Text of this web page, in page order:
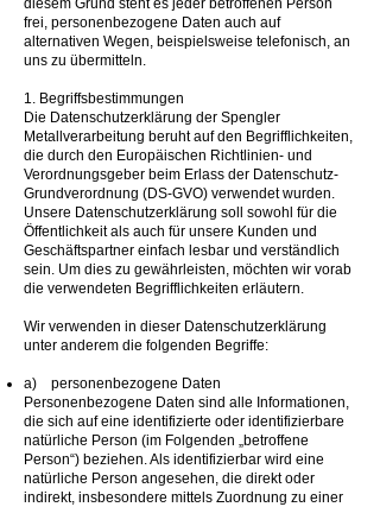
diesem Grund steht es jeder betroffenen Person
frei, personenbezogene Daten auch auf
alternativen Wegen, beispielsweise telefonisch, an
uns zu übermitteln.
1. Begriffsbestimmungen
Die Datenschutzerklärung der Spengler
Metallverarbeitung beruht auf den Begrifflichkeiten,
die durch den Europäischen Richtlinien- und
Verordnungsgeber beim Erlass der Datenschutz-
Grundverordnung (DS-GVO) verwendet wurden.
Unsere Datenschutzerklärung soll sowohl für die
Öffentlichkeit als auch für unsere Kunden und
Geschäftspartner einfach lesbar und verständlich
sein. Um dies zu gewährleisten, möchten wir vorab
die verwendeten Begrifflichkeiten erläutern.
Wir verwenden in dieser Datenschutzerklärung
unter anderem die folgenden Begriffe:
a) personenbezogene Daten
Personenbezogene Daten sind alle Informationen,
die sich auf eine identifizierte oder identifizierbare
natürliche Person (im Folgenden „betroffene
Person“) beziehen. Als identifizierbar wird eine
natürliche Person angesehen, die direkt oder
indirekt, insbesondere mittels Zuordnung zu einer